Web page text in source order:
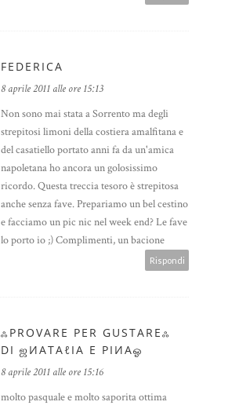
FEDERICA
8 aprile 2011 alle ore 15:13
Non sono mai stata a Sorrento ma degli
strepitosi limoni della costiera amalfitana e
del casatiello portato anni fa da un'amica
napoletana ho ancora un golosissimo
ricordo. Questa treccia tesoro è strepitosa
anche senza fave. Prepariamo un bel cestino
e facciamo un pic nic nel week end? Le fave
lo porto io ;) Complimenti, un bacione
Rispondi
ஃPROVARE PER GUSTAREஃ
DI ஜИΑТΑℓΙΑ E ΡΙИΑஓ
8 aprile 2011 alle ore 15:16
molto pasquale e molto saporita ottima